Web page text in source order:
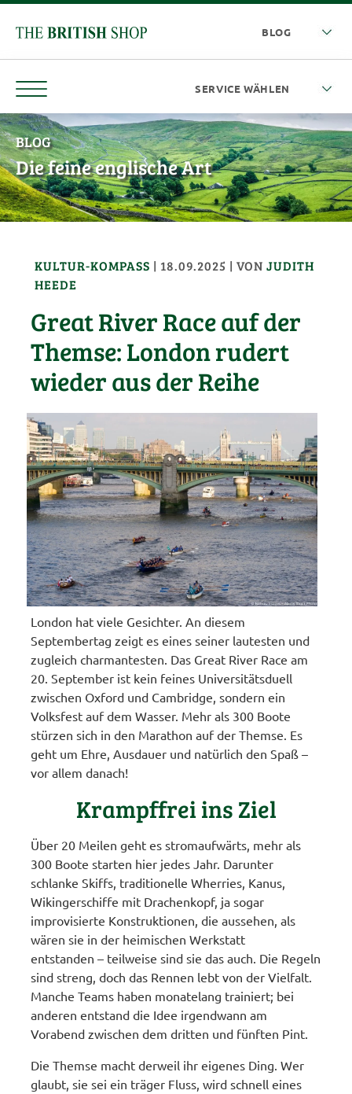
BLOG
Die feine englische Art
KULTUR-KOMPASS | 18.09.2025 | VONJUDITH
HEEDE
Great River Race auf der
Themse: London rudert
wieder aus der Reihe
London hat viele Gesichter. An diesem
Septembertag zeigt es eines seiner lautesten und
zugleich charmantesten. Das Great River Race am
20. September ist kein feines Universitätsduell
zwischen Oxford und Cambridge, sondern ein
Volksfest auf dem Wasser. Mehr als 300 Boote
stürzen sich in den Marathon auf der Themse. Es
geht um Ehre, Ausdauer und natürlich den Spaß –
vor allem danach!
Krampffrei ins Ziel
Über 20 Meilen geht es stromaufwärts, mehr als
300 Boote starten hier jedes Jahr. Darunter
schlanke Skiffs, traditionelle Wherries, Kanus,
Wikingerschiffe mit Drachenkopf, ja sogar
improvisierte Konstruktionen, die aussehen, als
wären sie in der heimischen Werkstatt
entstanden – teilweise sind sie das auch. Die Regeln
sind streng, doch das Rennen lebt von der Vielfalt.
Manche Teams haben monatelang trainiert; bei
anderen entstand die Idee irgendwann am
Vorabend zwischen dem dritten und fünften Pint.
Die Themse macht derweil ihr eigenes Ding. Wer
glaubt, sie sei ein träger Fluss, wird schnell eines